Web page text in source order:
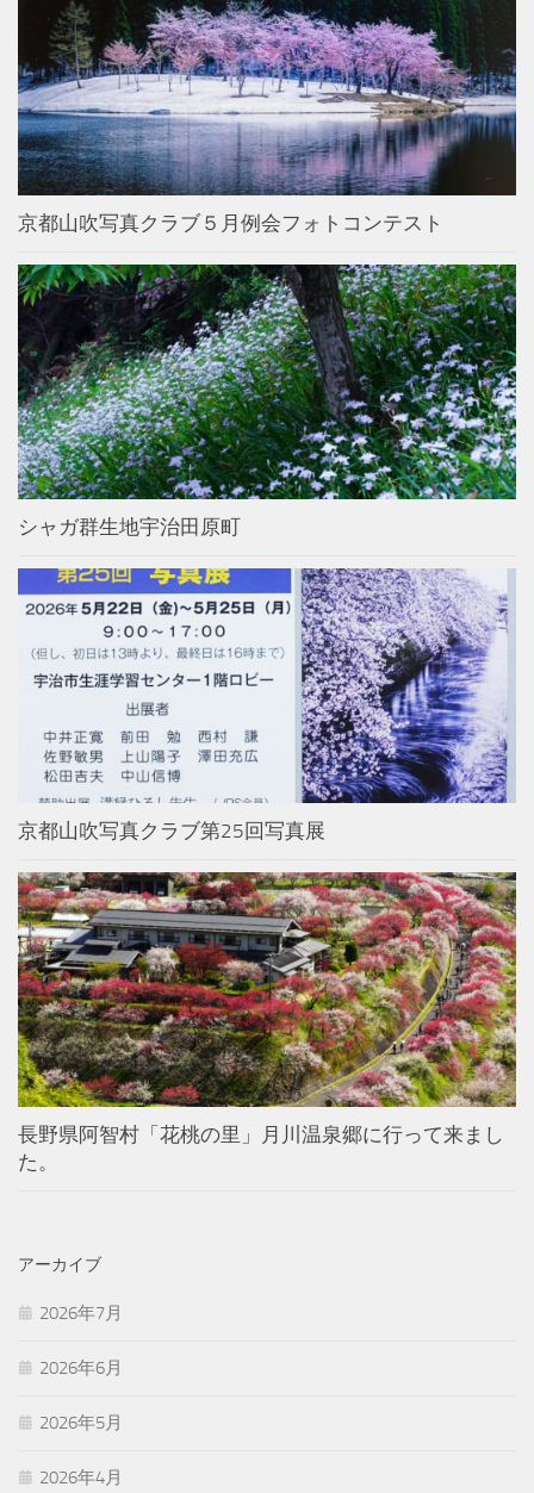
京都山吹写真クラブ５月例会フォトコンテスト
シャガ群生地宇治田原町
京都山吹写真クラブ第25回写真展
長野県阿智村「花桃の里」月川温泉郷に行って来まし
た。
アーカイブ
2026年7月
2026年6月
2026年5月
2026年4月